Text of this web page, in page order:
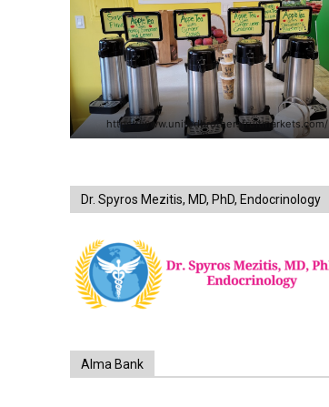
https://www.unitedbrothersfruitmarkets.com/
Dr. Spyros Mezitis, MD, PhD, Endocrinology
Alma Bank